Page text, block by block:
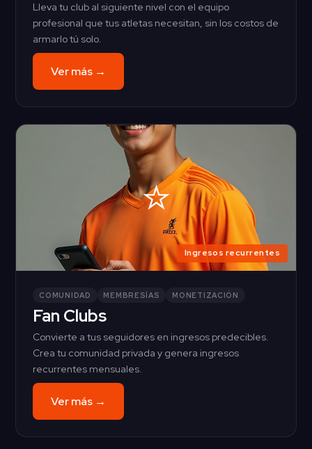
Lleva tu club al siguiente nivel con el equipo
profesional que tus atletas necesitan, sin los costos de
armarlo tú solo.
Ver más →
⭐
Ingresos recurrentes
COMUNIDAD MEMBRESÍAS MONETIZACIÓN
Fan Clubs
Convierte a tus seguidores en ingresos predecibles.
Crea tu comunidad privada y genera ingresos
recurrentes mensuales.
Ver más →